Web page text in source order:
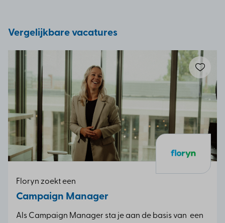
Vergelijkbare vacatures
Floryn zoekt een
Campaign Manager
Als Campaign Manager sta je aan de basis van een